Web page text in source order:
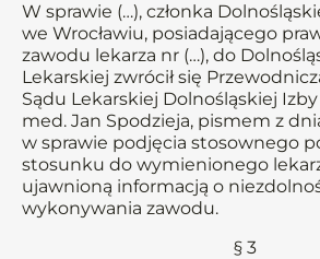
W sprawie (…), członka
we Wrocławiu, posiadającego
zawodu lekarza nr (…), do
Lekarskiej zwrócił się
Sądu Lekarskiej Dolnośląskiej
med. Jan Spodzieja, pismem z
w sprawie podjęcia stosownego
stosunku do wymienionego
ujawnioną informacją o
wykonywania zawodu.
§ 3